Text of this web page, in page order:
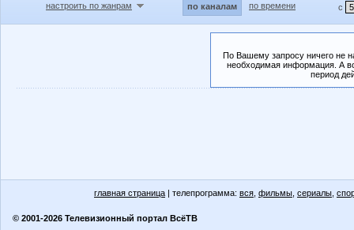
настроить по жанрам
по каналам по времени с
По Вашему запросу ничего не
необходимая информация. А
период
главная страница | телепрограмма: вся фильмы сериалы
© 2001-2026 Телевизионный портал ВсёТВ